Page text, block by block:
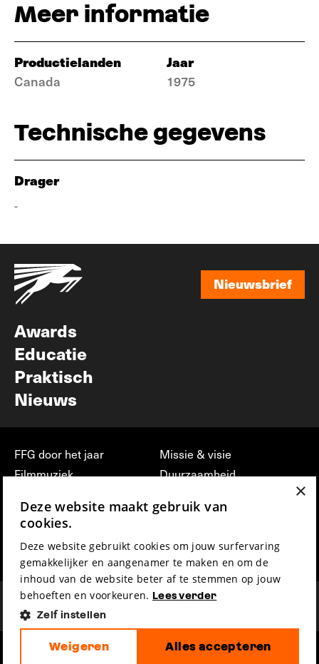
Meer informatie
Productielanden
Canada
Jaar
1975
Technische gegevens
Drager
-
Nieuwsbrief
Awards
Educatie
Praktisch
Nieuws
FFG door het jaar
Filmmuziek
Press & Industry
Film Fest Friends
Missie & visie
Duurzaamheid
vrijwilligerswerk bij FFG
Privacy & Disclaimer
×
Deze website maakt gebruik van
cookies.
Deze website gebruikt cookies om jouw surfervaring
gemakkelijker en aangenamer te maken en om de
inhoud van de website beter af te stemmen op jouw
behoeften en voorkeuren. Lees verder
Zelf instellen
Alles accepteren
Weigeren